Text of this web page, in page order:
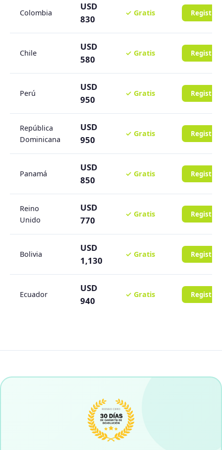
Colombia
USD
830
✓ Gratis
Chile
USD
580
✓ Gratis
Perú
USD
950
✓ Gratis
República
Dominicana
USD
950
✓ Gratis
Panamá
USD
850
✓ Gratis
Reino
Unido
USD
770
✓ Gratis
Bolivia
USD
1,130
✓ Gratis
Ecuador
USD
940
✓ Gratis